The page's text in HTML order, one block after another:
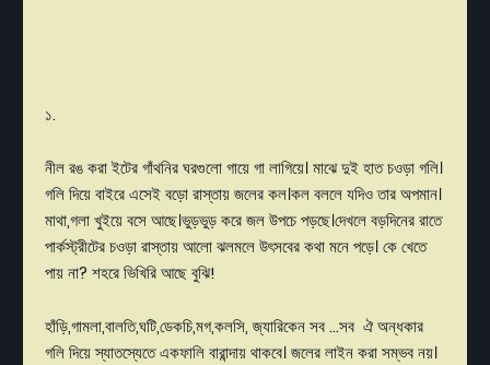
১.
নীল রঙ করা ইটের গাঁথনির ঘরগুলো গায়ে গা লাগিয়ে। মাঝে দুই হাত চওড়া গলি।
গলি দিয়ে বাইরে এসেই বড়ো রাস্তায় জলের কল।কল বললে যদিও তার অপমান।
মাথা,গলা খুইয়ে বসে আছে।ভুড়ভুড় করে জল উপচে পড়ছে।দেখলে বড়দিনের রাতে
পার্কস্ট্রীটের চওড়া রাস্তায় আলো ঝলমলে উৎসবের কথা মনে পড়ে। কে খেতে
পায় না? শহরে ভিখিরি আছে বুঝি!
হাঁড়ি,গামলা,বালতি,ঘটি,ডেকচি,মগ,কলসি, জ্যারিকেন সব ...সব ঐ অন্ধকার
গলি দিয়ে স্যাতস্যেতে একফালি বারান্দায় থাকবে। জলের লাইন করা সম্ভব নয়।